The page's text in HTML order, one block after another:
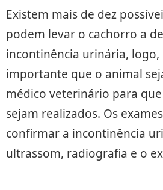
Existem mais de dez
podem levar o cachorro a
incontinência urinária, logo,
importante que o animal
médico veterinário para
sejam realizados. Os
confirmar a incontinência
ultrassom, radiografia e o